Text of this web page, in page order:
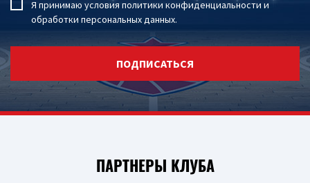
Я принимаю условия политики конфиденциальности и
обработки персональных данных.
ПОДПИСАТЬСЯ
ПАРТНЕРЫ КЛУБА